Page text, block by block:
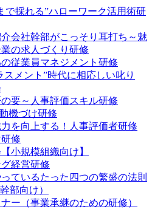
で採れる”ハローワーク活用術研
会社幹部がこっそり耳打ち～魅
の求人づくり研修
従業員マネジメント研修
スメント”時代に相応しい叱り
要～人事評価スキル研修
機づけ研修
を向上する！人事評価者研修
修
小規模組織向け】
経営研修
ているたった四つの繁盛の法則
部向け）
ー（事業承継のための研修）